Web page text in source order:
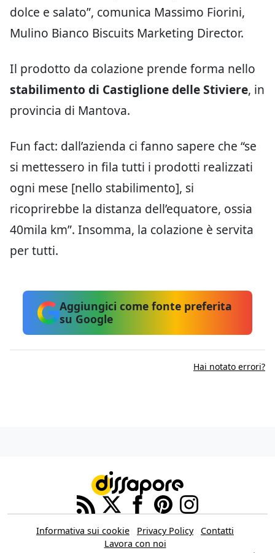
dolce e salato”, comunica Massimo Fiorini,
Mulino Bianco Biscuits Marketing Director.
Il prodotto da colazione prende forma nello
stabilimento di Castiglione delle Stiviere, in
provincia di Mantova.
Fun fact: dall’azienda ci fanno sapere che “se
si mettessero in fila tutti i prodotti realizzati
ogni mese [nello stabilimento], si
ricoprirebbe la distanza dell’equatore, ossia
40mila km”. Insomma, la colazione è servita
per tutti.
Aggiungici come fonte preferita
su Google
Hai notato errori?
Informativa sui cookie Privacy Policy
Contatti
Lavora con noi